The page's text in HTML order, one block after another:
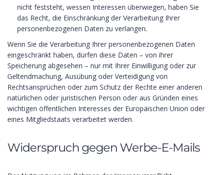
nicht feststeht, wessen Interessen überwiegen, haben Sie
das Recht, die Einschränkung der Verarbeitung Ihrer
personenbezogenen Daten zu verlangen.
Wenn Sie die Verarbeitung Ihrer personenbezogenen Daten
eingeschränkt haben, dürfen diese Daten – von ihrer
Speicherung abgesehen – nur mit Ihrer Einwilligung oder zur
Geltendmachung, Ausübung oder Verteidigung von
Rechtsansprüchen oder zum Schutz der Rechte einer anderen
natürlichen oder juristischen Person oder aus Gründen eines
wichtigen öffentlichen Interesses der Europäischen Union oder
eines Mitgliedstaats verarbeitet werden.
Widerspruch gegen Werbe-E-Mails